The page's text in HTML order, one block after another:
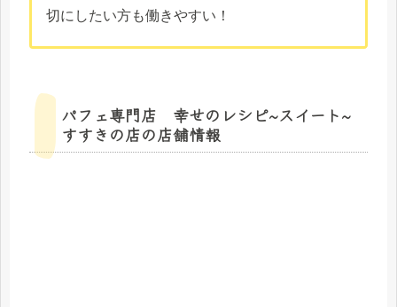
切にしたい方も働きやすい！
パフェ専門店 幸せのレシピ~スイート~
すすきの店の店舗情報